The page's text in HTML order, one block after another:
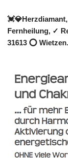
Fernheilung, ✓
31613 ⭕